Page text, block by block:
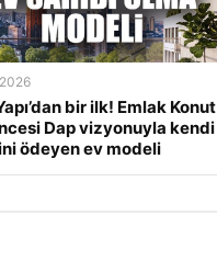
bir ilk! Emlak Konut
Dap vizyonuyla kendi
ödeyen ev modeli